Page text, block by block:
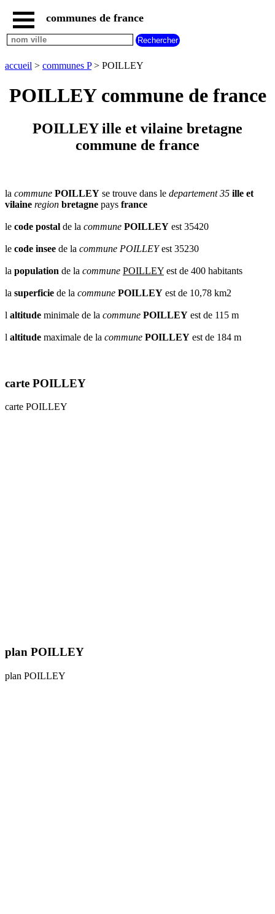
accueil
communes
regions
par
communes
A B C D E F
G
H
I J K L M
N
O
P Q R S T
U
V
W X Y Z
communes de france
accueil > communes P> POILLEY
POILLEY commune de france
POILLEY ille et vilaine bretagne
commune de france
la commune POILLEY se trouve dans le departement 35 ille et
vilaine region bretagne pays france
le code postal de la commune POILLEY est 35420
le code insee de la commune POILLEYest 35230
la population de la commune POILLEY est de 400 habitants
la superficie de la commune POILLEY est de 10,78 km2
l altitude minimale de la commune POILLEY est de 115 m
l altitude maximale de la commune POILLEY est de 184 m
carte POILLEY
carte POILLEY
plan POILLEY
plan POILLEY